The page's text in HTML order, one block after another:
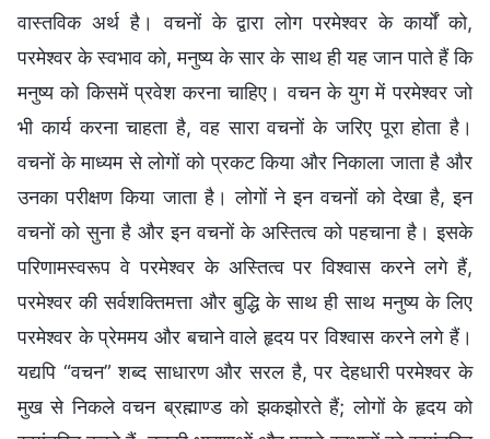
वास्तविक अर्थ है। वचनों के द्वारा लोग परमेश्वर के कार्यों को,
परमेश्वर के स्वभाव को, मनुष्य के सार के साथ ही यह जान पाते हैं कि
मनुष्य को किसमें प्रवेश करना चाहिए। वचन के युग में परमेश्वर जो
भी कार्य करना चाहता है, वह सारा वचनों के जरिए पूरा होता है।
वचनों के माध्यम से लोगों को प्रकट किया और निकाला जाता है और
उनका परीक्षण किया जाता है। लोगों ने इन वचनों को देखा है, इन
वचनों को सुना है और इन वचनों के अस्तित्व को पहचाना है। इसके
परिणामस्वरूप वे परमेश्वर के अस्तित्व पर विश्वास करने लगे हैं,
परमेश्वर की सर्वशक्तिमत्ता और बुद्धि के साथ ही साथ मनुष्य के लिए
परमेश्वर के प्रेममय और बचाने वाले हृदय पर विश्वास करने लगे हैं।
यद्यपि “वचन” शब्द साधारण और सरल है, पर देहधारी परमेश्वर के
मुख से निकले वचन ब्रह्माण्ड को झकझोरते हैं; लोगों के हृदय को